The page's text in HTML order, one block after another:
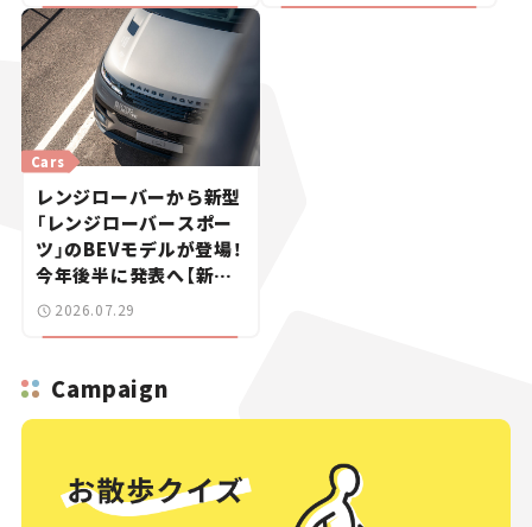
Cars
レンジローバーから新型
「レンジローバースポー
ツ」のBEVモデルが登場！
今年後半に発表へ【新車
ニュース】
2026.07.29
Campaign